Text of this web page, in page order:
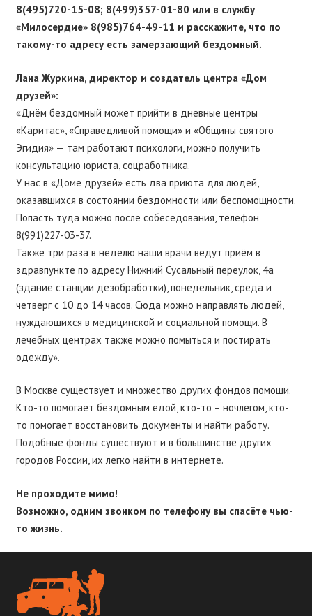
8(495)720-15-08; 8(499)357-01-80 или в службу
«Милосердие» 8(985)764-49-11 и расскажите, что по
такому-то адресу есть замерзающий бездомный.
Лана Журкина, директор и создатель центра «Дом
друзей»:
«Днём бездомный может прийти в дневные центры
«Каритас», «Справедливой помощи» и «Общины святого
Эгидия» — там работают психологи, можно получить
консультацию юриста, соцработника.
У нас в «Доме друзей» есть два приюта для людей,
оказавшихся в состоянии бездомности или беспомощности.
Попасть туда можно после собеседования, телефон
8(991)227-03-37.
Также три раза в неделю наши врачи ведут приём в
здравпункте по адресу Нижний Сусальный переулок, 4а
(здание станции дезобработки), понедельник, среда и
четверг с 10 до 14 часов. Сюда можно направлять людей,
нуждающихся в медицинской и социальной помощи. В
лечебных центрах также можно помыться и постирать
одежду».
В Москве существует и множество других фондов помощи.
Кто-то помогает бездомным едой, кто-то – ночлегом, кто-
то помогает восстановить документы и найти работу.
Подобные фонды существуют и в большинстве других
городов России, их легко найти в интернете.
Не проходите мимо!
Возможно, одним звонком по телефону вы спасёте чью-
то жизнь.